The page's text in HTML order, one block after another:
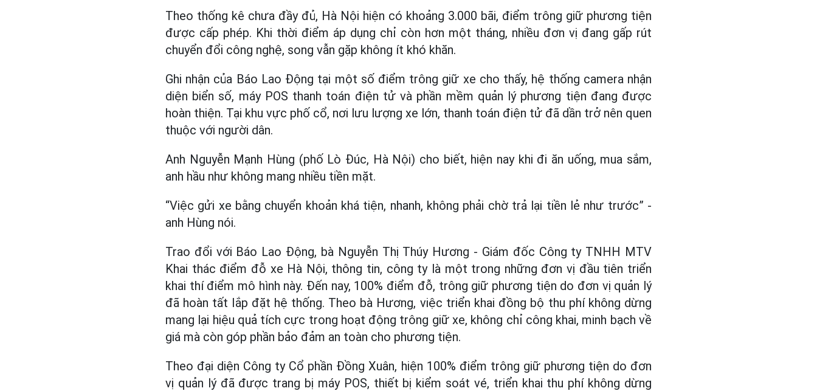
Theo thống kê chưa đầy đủ, Hà Nội hiện có khoảng 3.000 bãi, điểm trông giữ phương tiện
được cấp phép. Khi thời điểm áp dụng chỉ còn hơn một tháng, nhiều đơn vị đang gấp rút
chuyển đổi công nghệ, song vẫn gặp không ít khó khăn.
Ghi nhận của Báo Lao Động tại một số điểm trông giữ xe cho thấy, hệ thống camera nhận
diện biển số, máy POS thanh toán điện tử và phần mềm quản lý phương tiện đang được
hoàn thiện. Tại khu vực phố cổ, nơi lưu lượng xe lớn, thanh toán điện tử đã dần trở nên quen
thuộc với người dân.
Anh Nguyễn Mạnh Hùng (phố Lò Đúc, Hà Nội) cho biết, hiện nay khi đi ăn uống, mua sắm,
anh hầu như không mang nhiều tiền mặt.
“Việc gửi xe bằng chuyển khoản khá tiện, nhanh, không phải chờ trả lại tiền lẻ như trước” -
anh Hùng nói.
Trao đổi với Báo Lao Động, bà Nguyễn Thị Thúy Hương - Giám đốc Công ty TNHH MTV
Khai thác điểm đỗ xe Hà Nội, thông tin, công ty là một trong những đơn vị đầu tiên triển
khai thí điểm mô hình này. Đến nay, 100% điểm đỗ, trông giữ phương tiện do đơn vị quản lý
đã hoàn tất lắp đặt hệ thống. Theo bà Hương, việc triển khai đồng bộ thu phí không dừng
mang lại hiệu quả tích cực trong hoạt động trông giữ xe, không chỉ công khai, minh bạch về
giá mà còn góp phần bảo đảm an toàn cho phương tiện.
Theo đại diện Công ty Cổ phần Đồng Xuân, hiện 100% điểm trông giữ phương tiện do đơn
vị quản lý đã được trang bị máy POS, thiết bị kiểm soát vé, triển khai thu phí không dừng